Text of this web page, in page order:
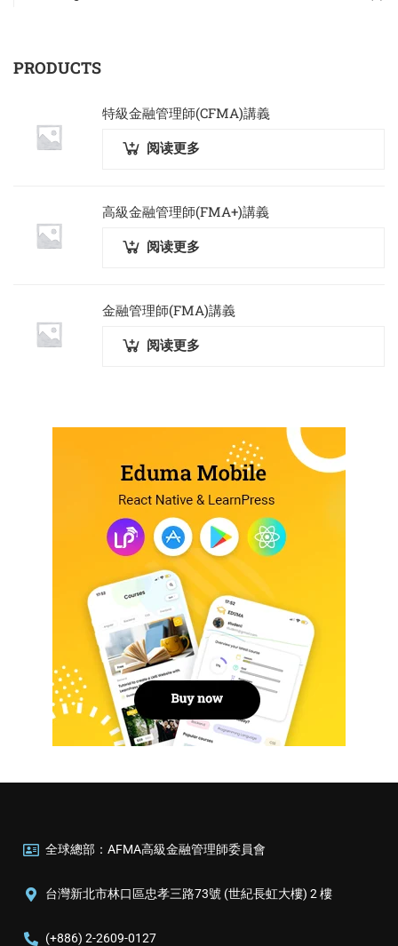
PRODUCTS
特級金融管理師(CFMA)講義
阅读更多
高級金融管理師(FMA+)講義
阅读更多
金融管理師(FMA)講義
阅读更多
全球總部：AFMA高級金融管理師委員會
台灣新北市林口區忠孝三路73號 (世紀長虹大樓) 2 樓
(+886) 2-2609-0127